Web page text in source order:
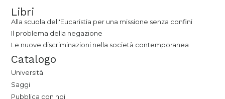
Libri
Alla scuola dell'Eucaristia per una missione senza confini
Il problema della negazione
Le nuove discriminazioni nella società contemporanea
Catalogo
Università
Saggi
Pubblica con noi